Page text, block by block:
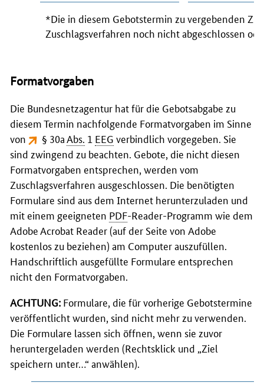
*Die in diesem Gebotstermin zu vergebenden
Zuschlagsverfahren noch nicht abgeschlossen
Formatvorgaben
Die Bundesnetzagentur hat für die Gebotsabgabe zu
diesem Termin nachfolgende Formatvorgaben im Sinne
von
§ 30aAbs. 1 EEG verbindlich vorgegeben. Sie
sind zwingend zu beachten. Gebote, die nicht diesen
Formatvorgaben entsprechen, werden vom
Zuschlagsverfahren ausgeschlossen. Die benötigten
Formulare sind aus dem Internet herunterzuladen und
mit einem geeigneten PDF-Reader-Programm wie dem
Adobe Acrobat Reader(auf der Seite von Adobe
kostenlos zu beziehen) am Computerauszufüllen.
Handschriftlich ausgefüllte Formulare entsprechen
nicht den Formatvorgaben.
ACHTUNG: Formulare, die für vorherige Gebotstermine
veröffentlicht wurden, sind nicht mehr zu verwenden.
Die Formulare lassen sich öffnen, wenn sie zuvor
heruntergeladen werden (Rechtsklick und „Ziel
speichern unter…“ anwählen).